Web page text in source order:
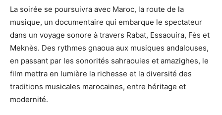
La soirée se poursuivra avec Maroc, la route de la
musique, un documentaire qui embarque le spectateur
dans un voyage sonore à travers Rabat, Essaouira, Fès et
Meknès. Des rythmes gnaoua aux musiques andalouses,
en passant par les sonorités sahraouies et amazighes, le
film mettra en lumière la richesse et la diversité des
traditions musicales marocaines, entre héritage et
modernité.